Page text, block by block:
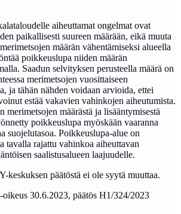
aiheuttamat ongelmat ovat
paikallisesti suureen määrään, eikä muuta
määrän vähentämiseksi alueella
poikkeuslupa niiden määrän
Saadun selvityksen perusteella määrä on
merimetsojen vuosittaiseen
ja tähän nähden voidaan arvioida, ettei
estää vakavien vahinkojen aiheutumista.
merimetsojen määrästä ja lisääntymisestä
poikkeuslupa myöskään vaaranna
suojelutasoa. Poikkeuslupa-alue on
tavalla rajattu vahinkoa aiheuttavan
saalistusalueen laajuudelle.
keskuksen päätöstä ei ole syytä muuttaa.
30.6.2023, päätös H1/324/2023